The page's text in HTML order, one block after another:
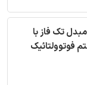
تک فاز با
فوتوولتائیک